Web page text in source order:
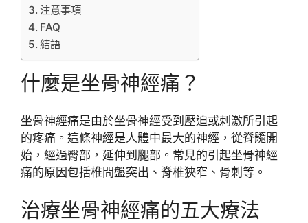
注意事項
FAQ
結語
什麼是坐骨神經痛？
坐骨神經痛是由於坐骨神經受到壓迫或刺激所引起
的疼痛。這條神經是人體中最大的神經，從脊髓開
始，經過臀部，延伸到腿部。常見的引起坐骨神經
痛的原因包括椎間盤突出、脊椎狹窄、骨刺等。
治療坐骨神經痛的五大療法